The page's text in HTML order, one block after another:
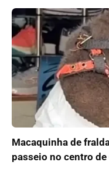
Macaquinha de
passeio no centro de